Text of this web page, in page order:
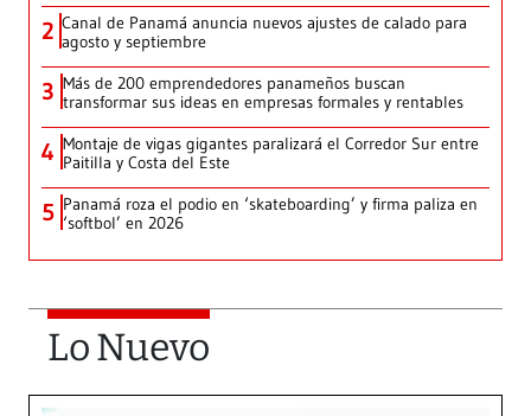
2 Canal de Panamá anuncia nuevos ajustes de calado para
agosto y septiembre
3 Más de 200 emprendedores panameños buscan
transformar sus ideas en empresas formales y rentables
4 Montaje de vigas gigantes paralizará el Corredor Sur entre
Paitilla y Costa del Este
5 Panamá roza el podio en ‘skateboarding’ y firma paliza en
‘softbol’ en 2026
Lo Nuevo